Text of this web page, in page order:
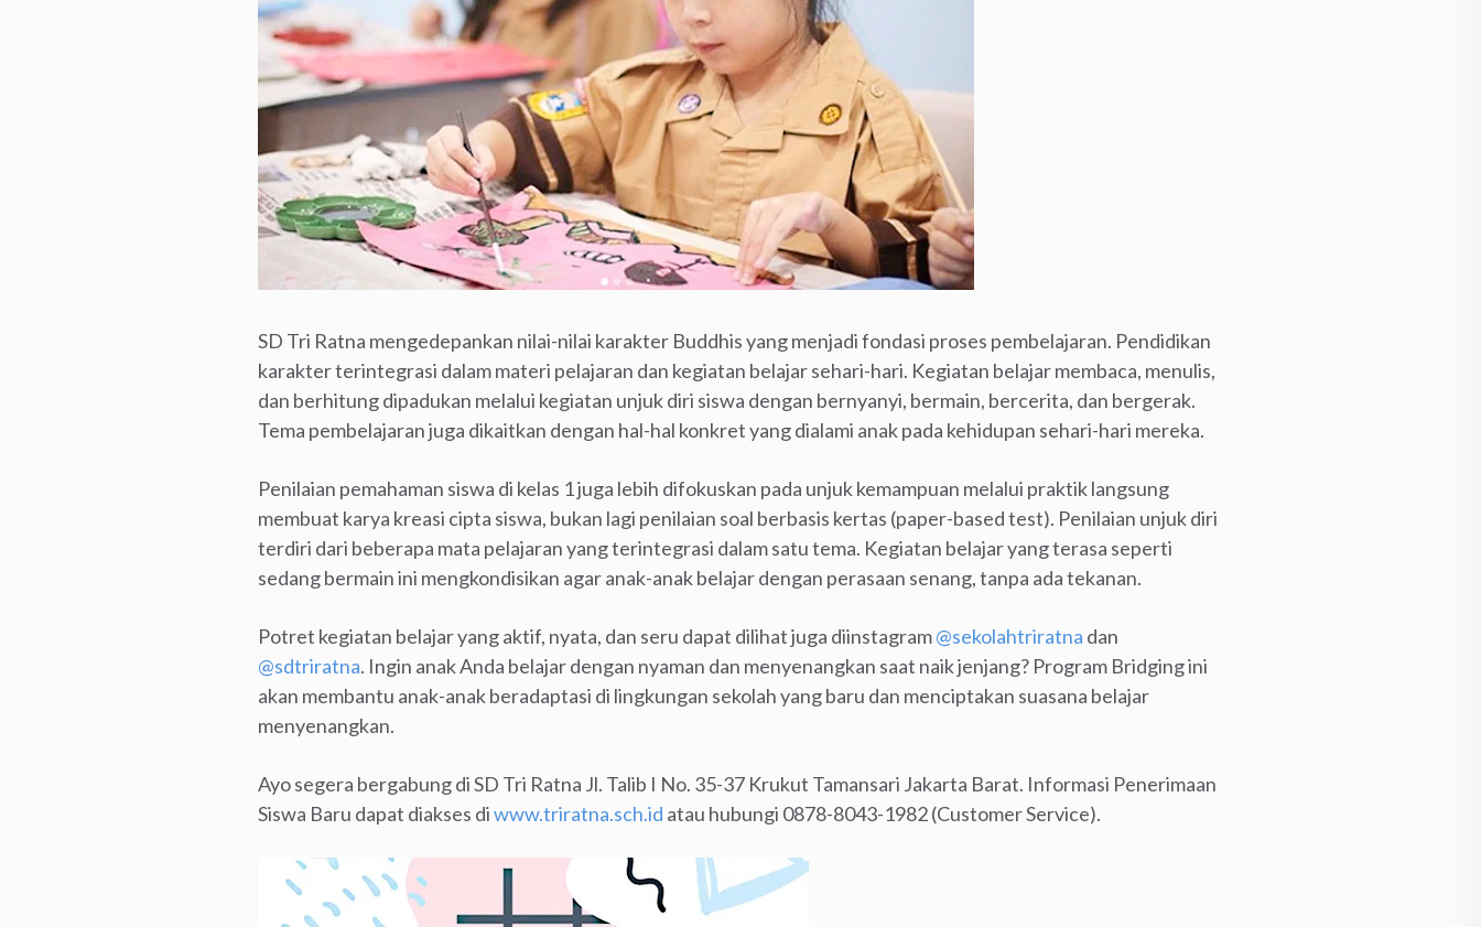
SD Tri Ratna mengedepankan nilai-nilai karakter Buddhis yang menjadi fondasi proses pembelajaran. Pendidikan
karakter terintegrasi dalam materi pelajaran dan kegiatan belajar sehari-hari. Kegiatan belajar membaca, menulis,
dan berhitung dipadukan melalui kegiatan unjuk diri siswa dengan bernyanyi, bermain, bercerita, dan bergerak.
Tema pembelajaran juga dikaitkan dengan hal-hal konkret yang dialami anak pada kehidupan sehari-hari mereka.
Penilaian pemahaman siswa di kelas 1 juga lebih difokuskan pada unjuk kemampuan melalui praktik langsung
membuat karya kreasi cipta siswa, bukan lagi penilaian soal berbasis kertas (paper-based test). Penilaian unjuk diri
terdiri dari beberapa mata pelajaran yang terintegrasi dalam satu tema. Kegiatan belajar yang terasa seperti
sedang bermain ini mengkondisikan agar anak-anak belajar dengan perasaan senang, tanpa ada tekanan.
Potret kegiatan belajar yang aktif, nyata, dan seru dapat dilihat juga diinstagram@sekolahtriratna dan
@sdtriratna. Ingin anak Anda belajar dengan nyaman dan menyenangkan saat naik jenjang? Program Bridging ini
akan membantu anak-anak beradaptasi di lingkungan sekolah yang baru dan menciptakan suasana belajar
menyenangkan.
Ayo segera bergabung di SD Tri Ratna Jl. Talib I No. 35-37 Krukut Tamansari Jakarta Barat. Informasi Penerimaan
Siswa Baru dapat diakses diwww.triratna.sch.id atau hubungi 0878-8043-1982 (Customer Service).